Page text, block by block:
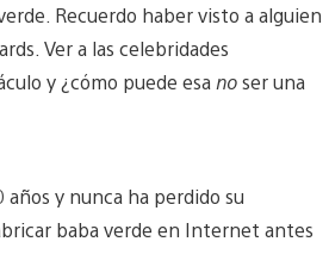
Recuerdo haber visto a alguien
Ver a las celebridades
y ¿cómo puede esa noser una
y nunca ha perdido su
baba verde en Internet antes